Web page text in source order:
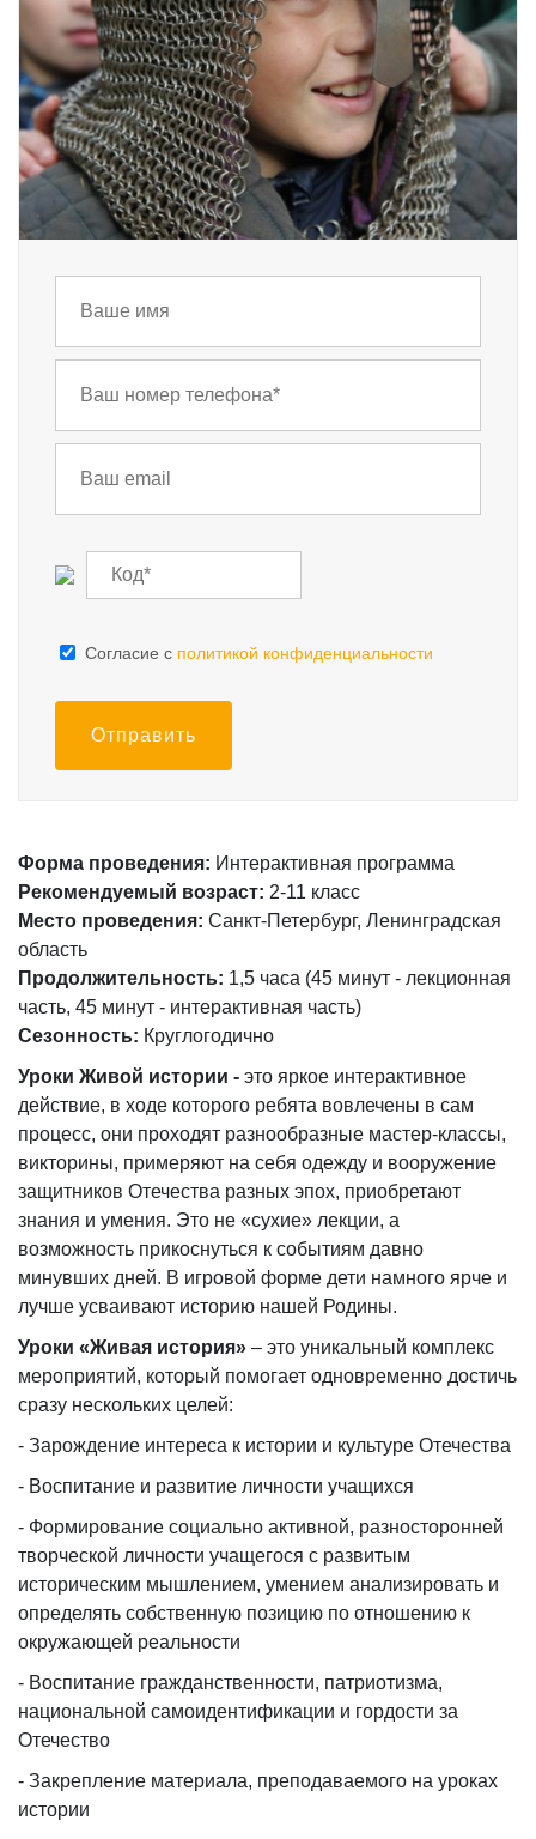
Cогласие с политикой конфиденциальности
Отправить
Форма проведения: Интерактивная программа
Рекомендуемый возраст: 2-11 класс
Место проведения: Санкт-Петербург, Ленинградская
область
Продолжительность: 1,5 часа (45 минут - лекционная
часть, 45 минут - интерактивная часть)
Сезонность: Круглогодично
Уроки Живой истории - это яркое интерактивное
действие, в ходе которого ребята вовлечены в сам
процесс, они проходят разнообразные мастер-классы,
викторины, примеряют на себя одежду и вооружение
защитников Отечества разных эпох, приобретают
знания и умения. Это не «сухие» лекции, а
возможность прикоснуться к событиям давно
минувших дней. В игровой форме дети намного ярче и
лучше усваивают историю нашей Родины.
Уроки «Живая история» – это уникальный комплекс
мероприятий, который помогает одновременно достичь
сразу нескольких целей:
- Зарождение интереса к истории и культуре Отечества
- Воспитание и развитие личности учащихся
- Формирование социально активной, разносторонней
творческой личности учащегося с развитым
историческим мышлением, умением анализировать и
определять собственную позицию по отношению к
окружающей реальности
- Воспитание гражданственности, патриотизма,
национальной самоидентификации и гордости за
Отечество
- Закрепление материала, преподаваемого на уроках
истории